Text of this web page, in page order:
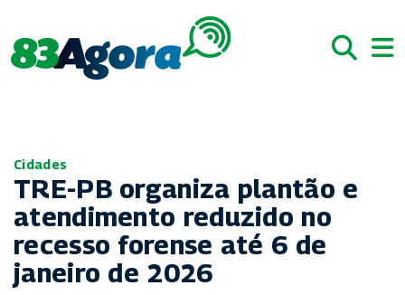
Cidades
TRE-PB organiza plantão e
atendimento reduzido no
recesso forense até 6 de
janeiro de 2026